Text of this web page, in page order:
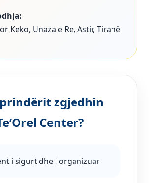
Keko, Unaza e Re, Astir, Tiranë
prindërit zgjedhin
Center?
i sigurt dhe i organizuar